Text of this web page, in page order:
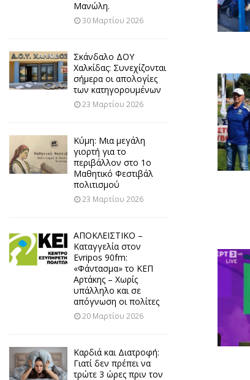
Μανώλη.
30 Μαρτίου 2026
Σκάνδαλο ΔΟΥ
Χαλκίδας: Συνεχίζονται
σήμερα οι απολογίες
των κατηγορουμένων
23 Μαρτίου 2026
Κύμη: Μια μεγάλη
γιορτή για το
περιβάλλον στο 1ο
Μαθητικό Φεστιβάλ
πολιτισμού
23 Μαρτίου 2026
ΑΠΟΚΛΕΙΣΤΙΚΟ –
Καταγγελία στον
Evripos 90fm:
«Φάντασμα» το ΚΕΠ
Αρτάκης – Χωρίς
υπάλληλο και σε
απόγνωση οι πολίτες
20 Μαρτίου 2026
Καρδιά και Διατροφή:
Γιατί δεν πρέπει να
τρώτε 3 ώρες πριν τον